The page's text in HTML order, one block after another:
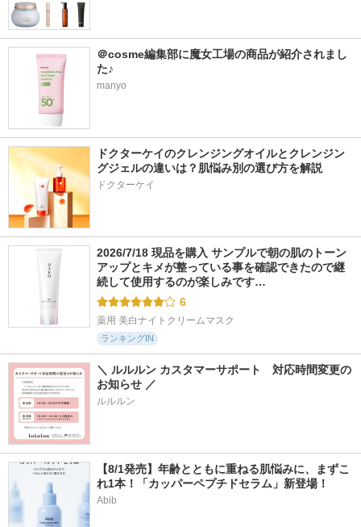
＠cosme編集部に魔女工場の商品が紹介されまし
た♪
manyo
ドクターケイのクレンジングオイルとクレンジン
グジェルの違いは？肌悩み別の選び方を解説
ドクターケイ
2026/7/18 現品を購入 サンプルで朝の肌のトーン
アップとキメが整っている事を確認できたので継
続して使用するのが楽しみです…
6
薬用 美白ナイトクリームマスク
ランキングIN
＼ ルルルン カスタマーサポート　対応時間変更の
お知らせ ／
ルルルン
【8/1発売】年齢とともに重ねる肌悩みに、まずこ
れ1本！「カッパーペプチドセラム」新登場！
Abib